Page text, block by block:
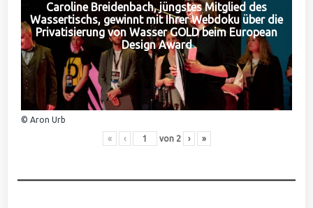
Caroline Breidenbach, jüngstes Mitglied des
Wassertischs, gewinnt mit Ihrer Webdoku über die
Privatisierung von Wasser GOLD beim European
Design Award
© Aron Urb
« ‹ von 2 › »